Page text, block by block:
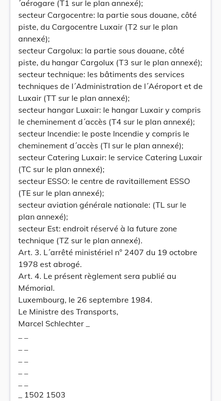
´aérogare (T1 sur le plan annexé);
secteur Cargocentre: la partie sous douane, côté
piste, du Cargocentre Luxair (T2 sur le plan
annexé);
secteur Cargolux: la partie sous douane, côté
piste, du hangar Cargolux (T3 sur le plan annexé);
secteur technique: les bâtiments des services
techniques de l´Administration de l´Aéroport et de
Luxair (TT sur le plan annexé);
secteur hangar Luxair: le hangar Luxair y compris
le cheminement d´accès (T4 sur le plan annexé);
secteur Incendie: le poste Incendie y compris le
cheminement d´accès (TI sur le plan annexé);
secteur Catering Luxair: le service Catering Luxair
(TC sur le plan annexé);
secteur ESSO: le centre de ravitaillement ESSO
(TE sur le plan annexé);
secteur aviation générale nationale: (TL sur le
plan annexé);
secteur Est: endroit réservé à la future zone
technique (TZ sur le plan annexé).
Art. 3. L´arrêté ministériel n° 2407 du 19 octobre
1978 est abrogé.
Art. 4. Le présent règlement sera publié au
Mémorial.
Luxembourg, le 26 septembre 1984.
Le Ministre des Transports,
Marcel Schlechter _
_ 1502 1503